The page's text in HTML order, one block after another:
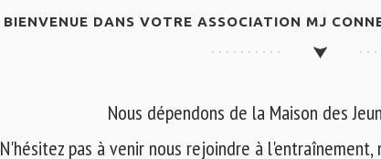
BIENVENUE DANS VOTRE ASSOCIATION MJ
Nous dépendons de la Maison des
N'hésitez pas à venir nous rejoindre à